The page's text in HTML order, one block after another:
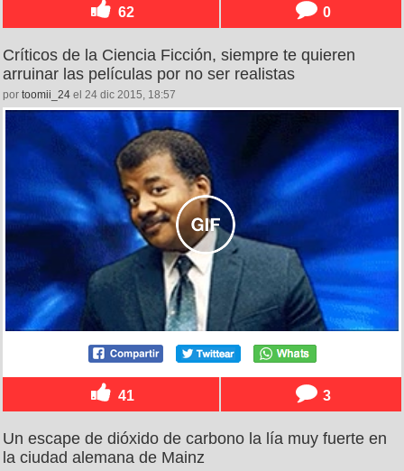
62 0
Críticos de la Ciencia Ficción, siempre te quieren
arruinar las películas por no ser realistas
por toomii_24 el 24 dic 2015, 18:57
41 3
Un escape de dióxido de carbono la lía muy fuerte en
la ciudad alemana de Mainz